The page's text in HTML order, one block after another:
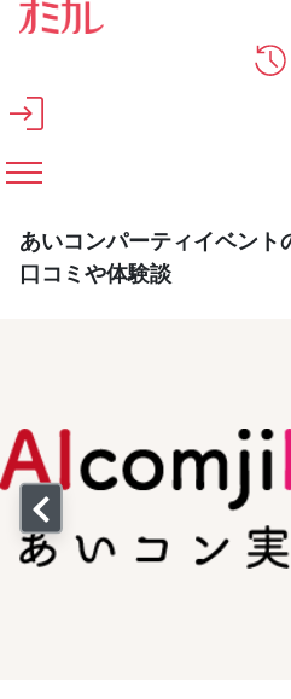
メインコンテンツへスキップ
あいコンパーティイベント
口コミや体験談